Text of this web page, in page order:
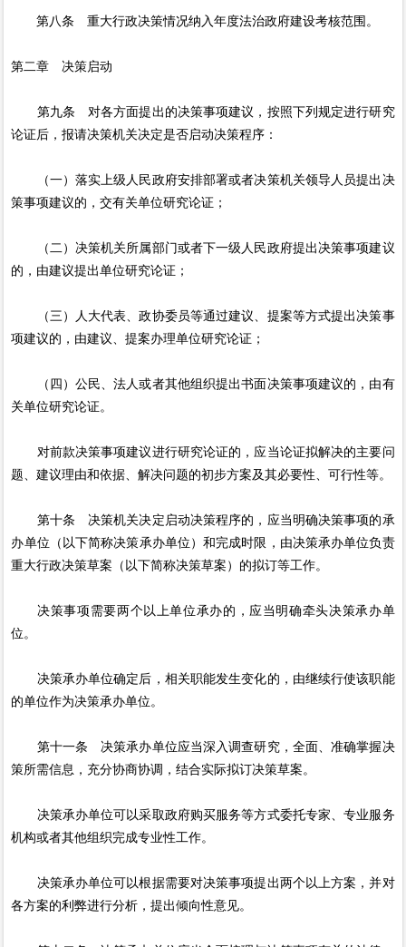
第八条 重大行政决策情况纳入年度法治政府建设考核范围。
第二章 决策启动
第九条 对各方面提出的决策事项建议，按照下列规定进行研究
论证后，报请决策机关决定是否启动决策程序：
（一）落实上级人民政府安排部署或者决策机关领导人员提出决
策事项建议的，交有关单位研究论证；
（二）决策机关所属部门或者下一级人民政府提出决策事项建议
的，由建议提出单位研究论证；
（三）人大代表、政协委员等通过建议、提案等方式提出决策事
项建议的，由建议、提案办理单位研究论证；
（四）公民、法人或者其他组织提出书面决策事项建议的，由有
关单位研究论证。
对前款决策事项建议进行研究论证的，应当论证拟解决的主要问
题、建议理由和依据、解决问题的初步方案及其必要性、可行性等。
第十条 决策机关决定启动决策程序的，应当明确决策事项的承
办单位（以下简称决策承办单位）和完成时限，由决策承办单位负责
重大行政决策草案（以下简称决策草案）的拟订等工作。
决策事项需要两个以上单位承办的，应当明确牵头决策承办单
位。
决策承办单位确定后，相关职能发生变化的，由继续行使该职能
的单位作为决策承办单位。
第十一条 决策承办单位应当深入调查研究，全面、准确掌握决
策所需信息，充分协商协调，结合实际拟订决策草案。
决策承办单位可以采取政府购买服务等方式委托专家、专业服务
机构或者其他组织完成专业性工作。
决策承办单位可以根据需要对决策事项提出两个以上方案，并对
各方案的利弊进行分析，提出倾向性意见。